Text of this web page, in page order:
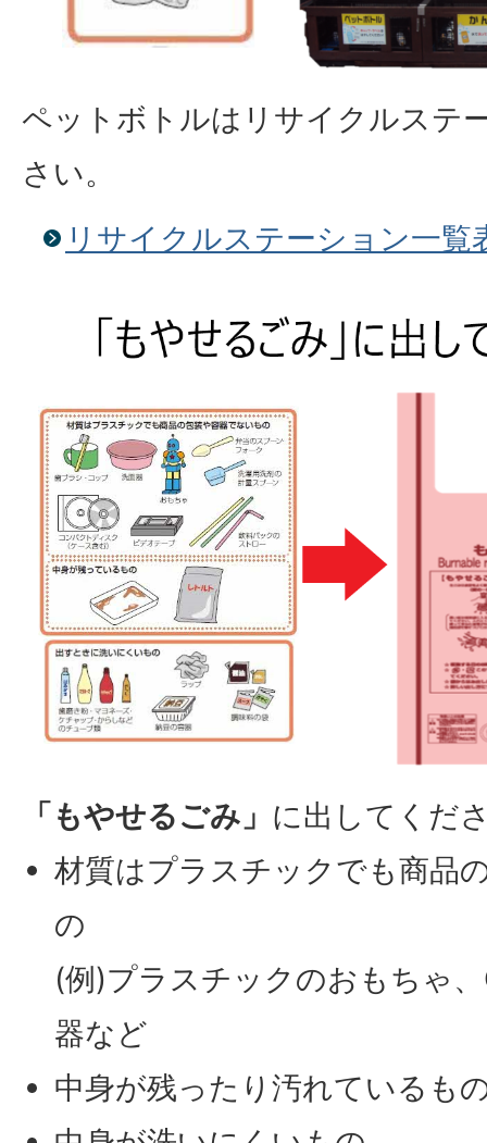
ペットボトルはリサイクルステ
さい。
リサイクルステーション一覧
「もやせるごみ」 に出してくだ
材質はプラスチックでも商品
の
(例)プラスチックのおもちゃ
器など
中身が残ったり汚れているも